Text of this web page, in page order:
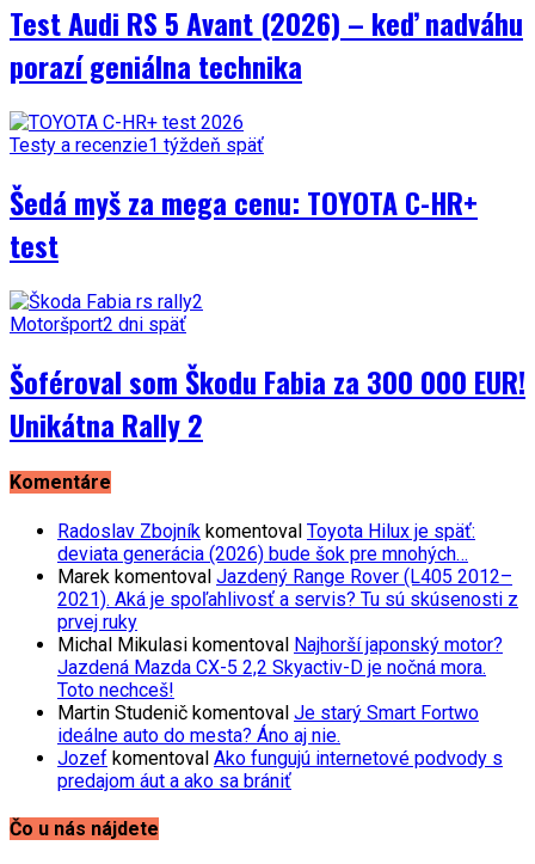
Test Audi RS 5 Avant (2026) – keď nadváhu
porazí geniálna technika
Testy a recenzie1 týždeň späť
Šedá myš za mega cenu: TOYOTA C-HR+
test
Motoršport2 dni späť
Šoféroval som Škodu Fabia za 300 000 EUR!
Unikátna Rally 2
Komentáre
Radoslav Zbojník komentoval Toyota Hilux je späť:
deviata generácia (2026) bude šok pre mnohých…
Marek komentoval Jazdený Range Rover (L405 2012–
2021). Aká je spoľahlivosť a servis? Tu sú skúsenosti z
prvej ruky
Michal Mikulasi komentoval Najhorší japonský motor?
Jazdená Mazda CX-5 2,2 Skyactiv-D je nočná mora.
Toto nechceš!
Martin Studenič komentoval Je starý Smart Fortwo
ideálne auto do mesta? Áno aj nie.
Jozef komentoval Ako fungujú internetové podvody s
predajom áut a ako sa brániť
Čo u nás nájdete